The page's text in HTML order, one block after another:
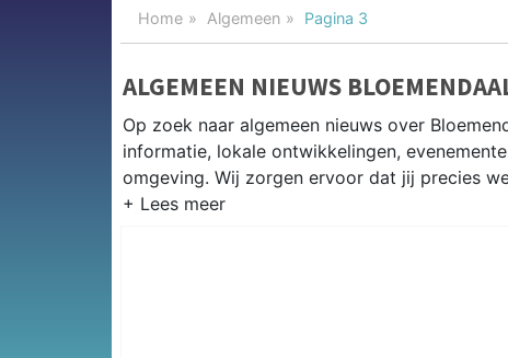
Home Algemeen Pagina 3
ALGEMEEN NIEUWS
Op zoek naar algemeen nieuws over
informatie, lokale ontwikkelingen,
omgeving. Wij zorgen ervoor dat jij precies
Van werkzaamheden op de N201 en de
Zee en het weersbericht voor de Noord-